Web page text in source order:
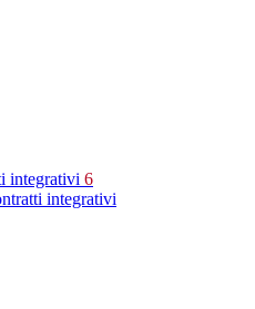
integrativi 6
integrativi